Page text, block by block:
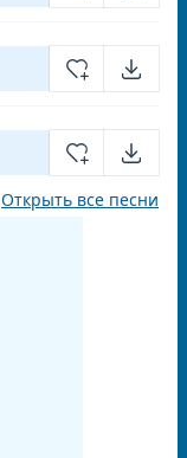
Открыть все песни